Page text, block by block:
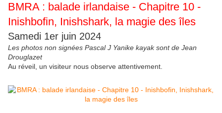
BMRA : balade irlandaise - Chapitre 10 -
Inishbofin, Inishshark, la magie des îles
Samedi 1er juin 2024
Les photos non signées Pascal J Yanike kayak sont de Jean
Drouglazet
Au réveil, un visiteur nous observe attentivement.